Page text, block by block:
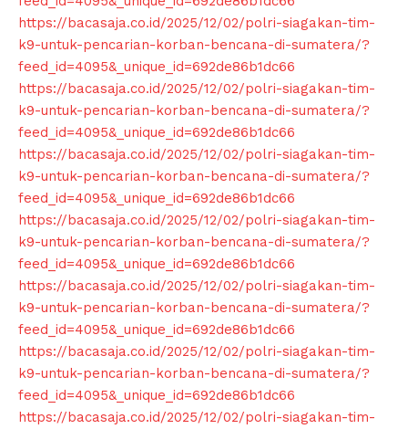
News Week
Magazine PRO
https://bacasaja.co.id/2025/12/02/polri-siagakan-tim-
k9-untuk-pencarian-korban-bencana-di-sumatera/?
feed_id=4095&_unique_id=692de86b1dc66
https://bacasaja.co.id/2025/12/02/polri-siagakan-tim-
k9-untuk-pencarian-korban-bencana-di-sumatera/?
feed_id=4095&_unique_id=692de86b1dc66
https://bacasaja.co.id/2025/12/02/polri-siagakan-tim-
k9-untuk-pencarian-korban-bencana-di-sumatera/?
feed_id=4095&_unique_id=692de86b1dc66
https://bacasaja.co.id/2025/12/02/polri-siagakan-tim-
k9-untuk-pencarian-korban-bencana-di-sumatera/?
feed_id=4095&_unique_id=692de86b1dc66
https://bacasaja.co.id/2025/12/02/polri-siagakan-tim-
k9-untuk-pencarian-korban-bencana-di-sumatera/?
feed_id=4095&_unique_id=692de86b1dc66
https://bacasaja.co.id/2025/12/02/polri-siagakan-tim-
k9-untuk-pencarian-korban-bencana-di-sumatera/?
feed_id=4095&_unique_id=692de86b1dc66
https://bacasaja.co.id/2025/12/02/polri-siagakan-tim-